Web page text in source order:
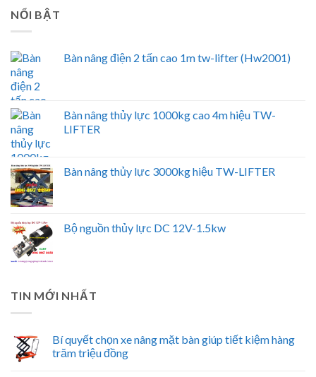
NỔI BẬT
Bàn nâng điện 2 tấn cao 1m tw-lifter (Hw2001)
Bàn nâng thủy lực 1000kg cao 4m hiệu TW-
LIFTER
Bàn nâng thủy lực 3000kg hiệu TW-LIFTER
Bộ nguồn thủy lực DC 12V-1.5kw
TIN MỚI NHẤT
Bí quyết chọn xe nâng mặt bàn giúp tiết kiệm hàng
trăm triệu đồng